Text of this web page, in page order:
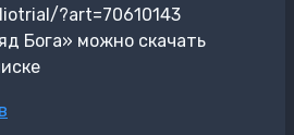
?art=70610143
Бога» можно скачать